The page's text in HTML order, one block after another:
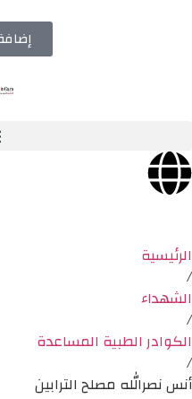
الرئيسية
/
الشهداء
/
الكوادر الطبية المساعدة
/
أنس نصرالله مصلح الترابين